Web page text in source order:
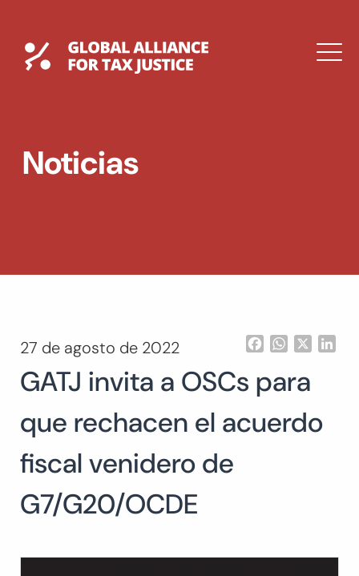
contenidoGlobal Tax Justice
DROPDOWN
Buscar:
BUSCAR
Noticias
27 de agosto de 2022 FacebookWhatsApp
GATJ invita a OSCs para
que rechacen el acuerdo
fiscal venidero de
G7/G20/OCDE